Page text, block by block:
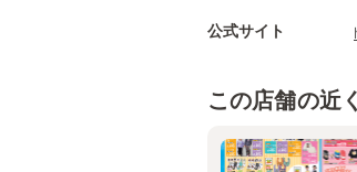
公式サイト
この店舗の近